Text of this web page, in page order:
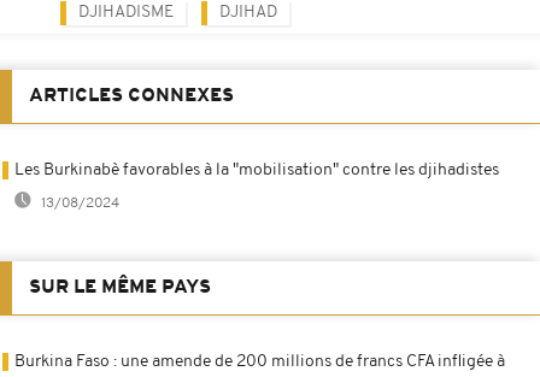
DJIHADISME DJIHAD
ARTICLES CONNEXES
Les Burkinabè favorables à la "mobilisation" contre les djihadistes
13/08/2024
SUR LE MÊME PAYS
Burkina Faso : une amende de 200 millions de francs CFA infligée à